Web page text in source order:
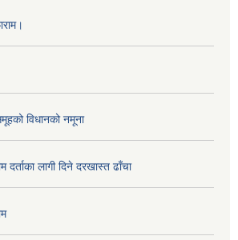
विधानको नमूना
दर्ताका लागी दिने दरखास्त ढाँचा